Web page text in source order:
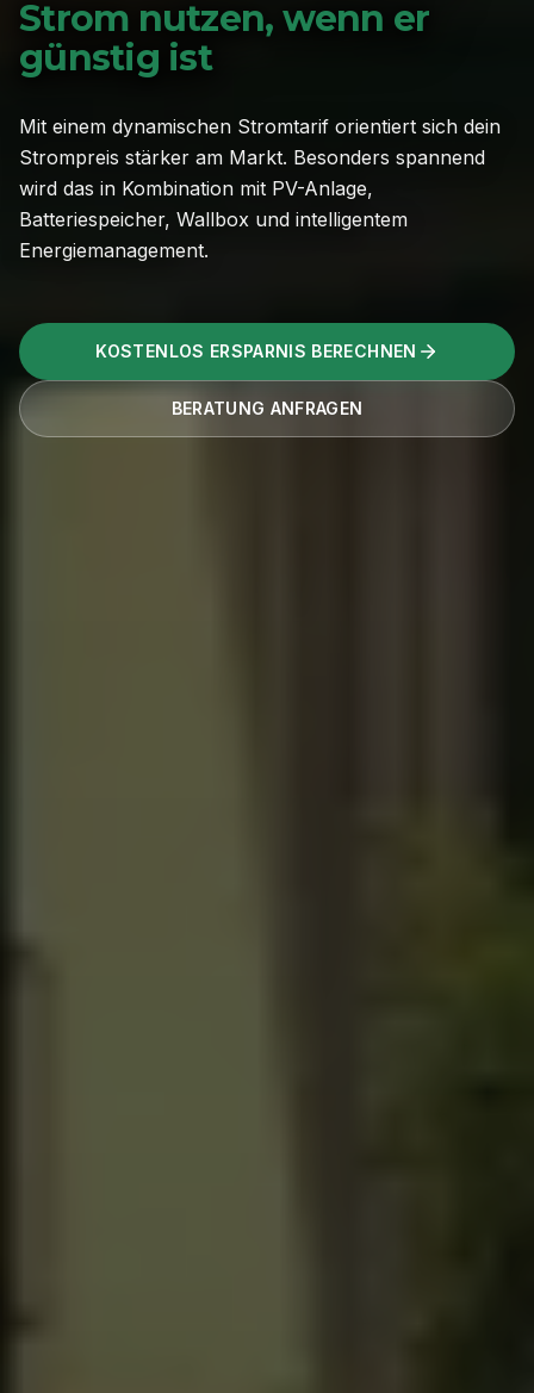
Strom nutzen, wenn er
günstig ist
Mit einem dynamischen Stromtarif orientiert sich dein
Strompreis stärker am Markt. Besonders spannend
wird das in Kombination mit PV-Anlage,
Batteriespeicher, Wallbox und intelligentem
Energiemanagement.
KOSTENLOS ERSPARNIS BERECHNEN
BERATUNG ANFRAGEN